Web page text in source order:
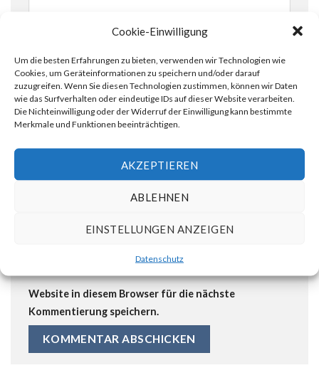
Cookie-Einwilligung
Um die besten Erfahrungen zu bieten, verwenden wir Technologien wie
Cookies, um Geräteinformationen zu speichern und/oder darauf
zuzugreifen. Wenn Sie diesen Technologien zustimmen, können wir Daten
wie das Surfverhalten oder eindeutige IDs auf dieser Website verarbeiten.
Die Nichteinwilligung oder der Widerruf der Einwilligung kann bestimmte
Merkmale und Funktionen beeinträchtigen.
AKZEPTIEREN
ABLEHNEN
EINSTELLUNGEN ANZEIGEN
Datenschutz
Name*
Website in diesem Browser für die nächste
Kommentierung speichern.